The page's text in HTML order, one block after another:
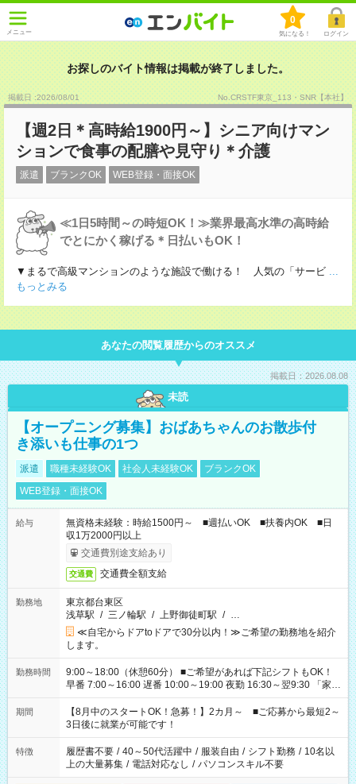
メニュー
0
気になる！ ログイン
お探しのバイト情報は掲載が終了しました。
掲載日 :2026/08/01 No.CRSTF東京_113・SNR【本社】
【週2日＊高時給1900円～】シニア向けマン
ションで食事の配膳や見守り＊介護
派遣 ブランクOK WEB登録・面接OK
≪1日5時間～の時短OK！≫業界最高水準の高時給
でとにかく稼げる＊日払いもOK！
▼まるで高級マンションのような施設で働ける！ 人気の「サービ ...
もっとみる
あなたの閲覧履歴からのオススメ
掲載日：2026.08.08
未読
【オープニング募集】おばあちゃんのお散歩付
き添いも仕事の1つ
派遣 職種未経験OK 社会人未経験OK
ブランクOK
WEB登録・面接OK
給与
無資格未経験：時給1500円～ ■週払いOK ■扶養内OK ■日
収1万2000円以上
交通費別途支給あり
交通費 交通費全額支給
勤務地
東京都台東区
浅草駅 / 三ノ輪駅 / 上野御徒町駅 / …
≪自宅からドアtoドアで30分以内！≫ご希望の勤務地を紹介
します。
勤務時間
9:00～18:00（休憩60分） ■ご希望があれば下記シフトもOK！
早番 7:00～16:00 遅番 10:00～19:00 夜勤 16:30～翌9:30 「家族
と休みを合わせたい」 「余裕を持って夕飯の準備がしたい」
「できれば残業はしたくない」 など、ご希望を教えてください
ね。 ※Wワーク希望の方へ 今ご覧のお仕事で希望する勤務時間
と、もう1つのお仕事の勤務時間。 合計で週40時間を超える場
合は応募できません。
期間
【8月中のスタートOK！急募！】2カ月～ ■ご応募から最短2～
3日後に就業が可能です！
特徴 履歴書不要 / 40～50代活躍中 / 服装自由 / シフト勤務 / 10名以
上の大量募集 / 電話対応なし / パソコンスキル不要